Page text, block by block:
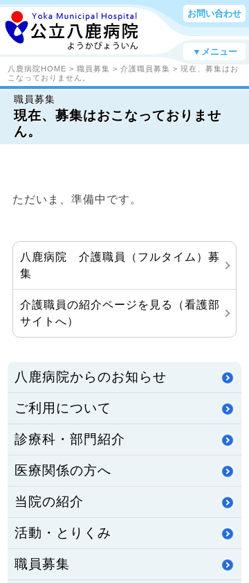
お問い合わせ
▼メニュー
八鹿病院HOME > 職員募集 > 介護職員募集 > 現在、募集はお
こなっておりません。
職員募集
現在、募集はおこなっておりませ
ん。
ただいま、準備中です。
八鹿病院 介護職員（フルタイム）募
集
介護職員の紹介ページを見る（看護部
サイトへ）
八鹿病院からのお知らせ
ご利用について
診療科・部門紹介
医療関係の方へ
当院の紹介
活動・とりくみ
職員募集